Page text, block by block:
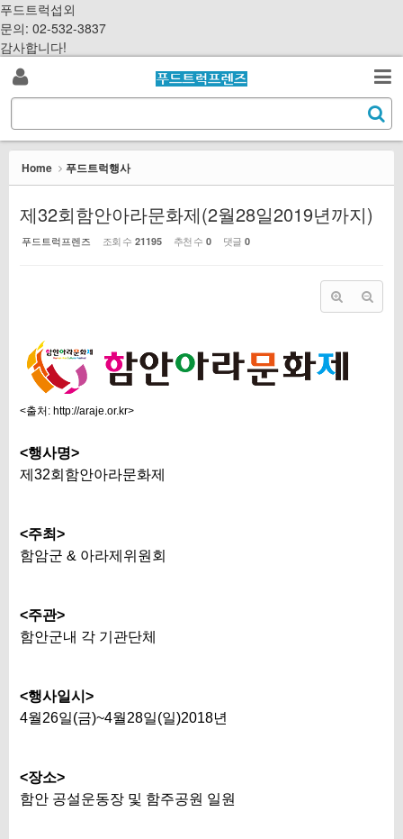
푸드트럭섭외
문의: 02-532-3837
감사합니다!
S
k
i
o
로
인
검
색
e
a
c
Home 푸드트럭행사
제32회함안아라문화제(2월28일2019년까지)
푸드트럭프렌즈 조회 수 21195 추천 수 0 댓글 0
<출처: http://araje.or.kr>
<행사명>
제32회함안아라문화제
<주최>
함암군 & 아라제위원회
<주관>
함안군내 각 기관단체
<행사일시>
4월26일(금)~4월28일(일)2018년
<장소>
함안 공설운동장 및 함주공원 일원